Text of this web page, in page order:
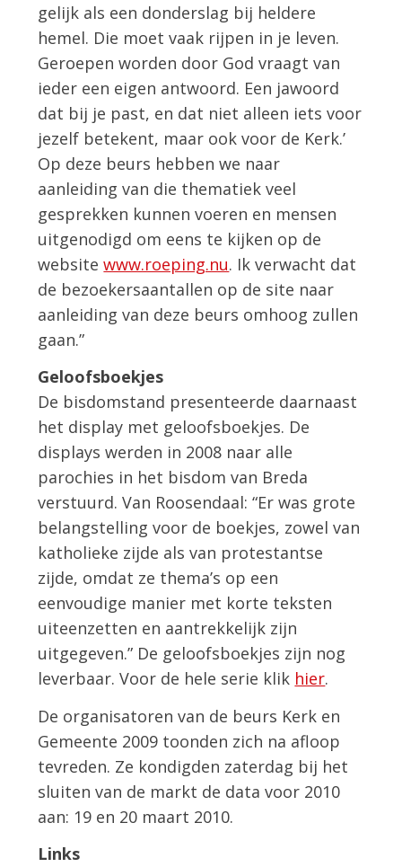
gelijk als een donderslag bij heldere
hemel. Die moet vaak rijpen in je leven.
Geroepen worden door God vraagt van
ieder een eigen antwoord. Een jawoord
dat bij je past, en dat niet alleen iets voor
jezelf betekent, maar ook voor de Kerk.’
Op deze beurs hebben we naar
aanleiding van die thematiek veel
gesprekken kunnen voeren en mensen
uitgenodigd om eens te kijken op de
websitewww.roeping.nu. Ik verwacht dat
de bezoekersaantallen op de site naar
aanleiding van deze beurs omhoog zullen
gaan.”
Geloofsboekjes
De bisdomstand presenteerde daarnaast
het display met geloofsboekjes. De
displays werden in 2008 naar alle
parochies in het bisdom van Breda
verstuurd. Van Roosendaal: “Er was grote
belangstelling voor de boekjes, zowel van
katholieke zijde als van protestantse
zijde, omdat ze thema’s op een
eenvoudige manier met korte teksten
uiteenzetten en aantrekkelijk zijn
uitgegeven.” De geloofsboekjes zijn nog
leverbaar. Voor de hele serie klik hier.
De organisatoren van de beurs Kerk en
Gemeente 2009 toonden zich na afloop
tevreden. Ze kondigden zaterdag bij het
sluiten van de markt de data voor 2010
aan: 19 en 20 maart 2010.
Links